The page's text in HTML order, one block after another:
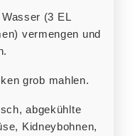
vermengen und
grob mahlen.
Kidneybohnen,